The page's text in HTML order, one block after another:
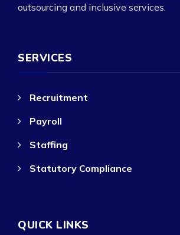
outsourcing and inclusive services.
SERVICES
Recruitment
Payroll
Staffing
Statutory Compliance
QUICK LINKS